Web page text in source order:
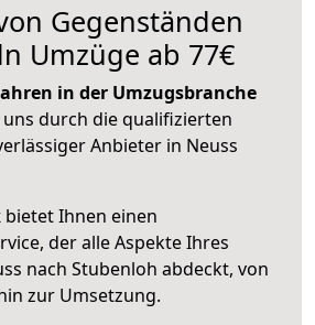
Gegenständen
Umzüge ab 77€
in der Umzugsbranche
durch die qualifizierten
Anbieter in Neuss
bietet Ihnen einen
der alle Aspekte Ihres
nach Stubenloh abdeckt, von
zur Umsetzung.